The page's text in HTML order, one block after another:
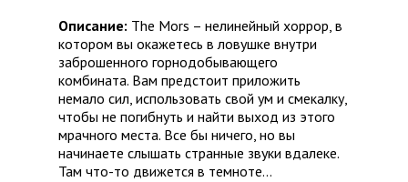
Описание: The Mors – нелинейный хоррор, в
котором вы окажетесь в ловушке внутри
заброшенного горнодобывающего
комбината. Вам предстоит приложить
немало сил, использовать свой ум и смекалку,
чтобы не погибнуть и найти выход из этого
мрачного места. Все бы ничего, но вы
начинаете слышать странные звуки вдалеке.
Там что-то движется в темноте…